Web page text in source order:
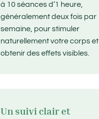
à 10 séances d’1 heure,
généralement deux fois par
semaine, pour stimuler
naturellement votre corps et
obtenir des effets visibles.
Un suivi clair et